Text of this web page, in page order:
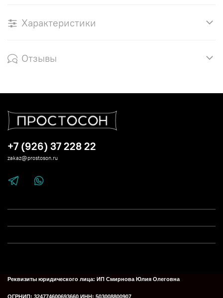
Характеристики
Отзывы
+7 (926) 37 228 22
zakaz@prostoson.ru
Реквизиты юридического лица: ИП Смирнова Юлия Олеговна
ОГРНИП: 324774600693660 ИНН: 503008800907